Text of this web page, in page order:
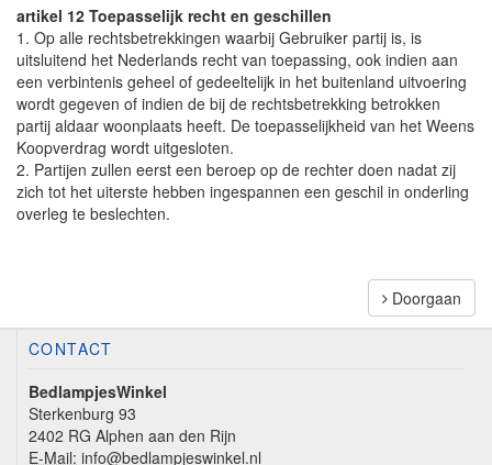
artikel 12 Toepasselijk recht en geschillen
1. Op alle rechtsbetrekkingen waarbij Gebruiker partij is, is
uitsluitend het Nederlands recht van toepassing, ook indien aan
een verbintenis geheel of gedeeltelijk in het buitenland uitvoering
wordt gegeven of indien de bij de rechtsbetrekking betrokken
partij aldaar woonplaats heeft. De toepasselijkheid van het Weens
Koopverdrag wordt uitgesloten.
2. Partijen zullen eerst een beroep op de rechter doen nadat zij
zich tot het uiterste hebben ingespannen een geschil in onderling
overleg te beslechten.
Doorgaan
CONTACT
BedlampjesWinkel
Sterkenburg 93
2402 RG Alphen aan den Rijn
E-Mail: info@bedlampjeswinkel.nl